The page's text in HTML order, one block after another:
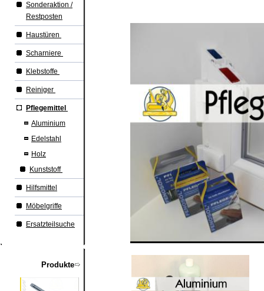
Sonderaktion /
Restposten
Haustüren
Scharniere
Klebstoffe
Reiniger
Pflegemittel
Aluminium
Edelstahl
Holz
Kunststoff
Hilfsmittel
Möbelgriffe
Ersatzteilsuche
Produkte